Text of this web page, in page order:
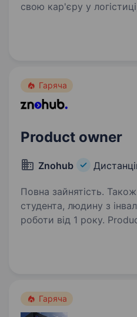
свою кар'єру у
в доларах та
Гаряча
Product owner
Znohub
Повна зайнятість. Також
студента, людину з
роботи від 1 року. Product Owner. Вступ
п’ять років із…
Гаряча